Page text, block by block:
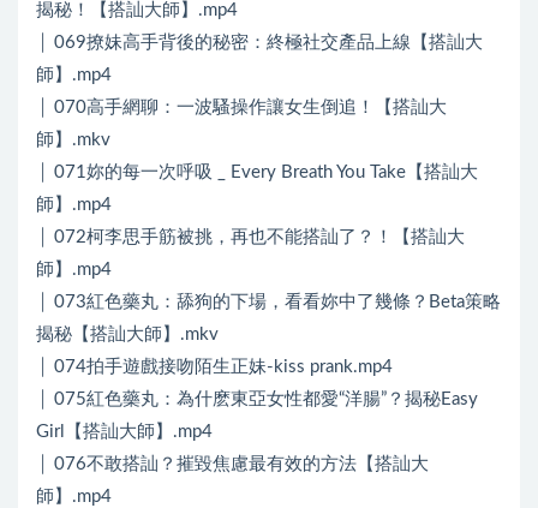
揭秘！【搭訕大師】.mp4
│ 069撩妹高手背後的秘密：終極社交產品上線【搭訕大
師】.mp4
│ 070高手網聊：一波騷操作讓女生倒追！【搭訕大
師】.mkv
│ 071妳的每一次呼吸 _ Every Breath You Take【搭訕大
師】.mp4
│ 072柯李思手筋被挑，再也不能搭訕了？！【搭訕大
師】.mp4
│ 073紅色藥丸：舔狗的下場，看看妳中了幾條？Beta策略
揭秘【搭訕大師】.mkv
│ 074拍手遊戲接吻陌生正妹-kiss prank.mp4
│ 075紅色藥丸：為什麽東亞女性都愛“洋腸”？揭秘Easy
Girl【搭訕大師】.mp4
│ 076不敢搭訕？摧毀焦慮最有效的方法【搭訕大
師】.mp4